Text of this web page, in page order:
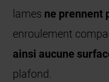
lames ne prennent
enroulement
ainsi aucune
plafond.